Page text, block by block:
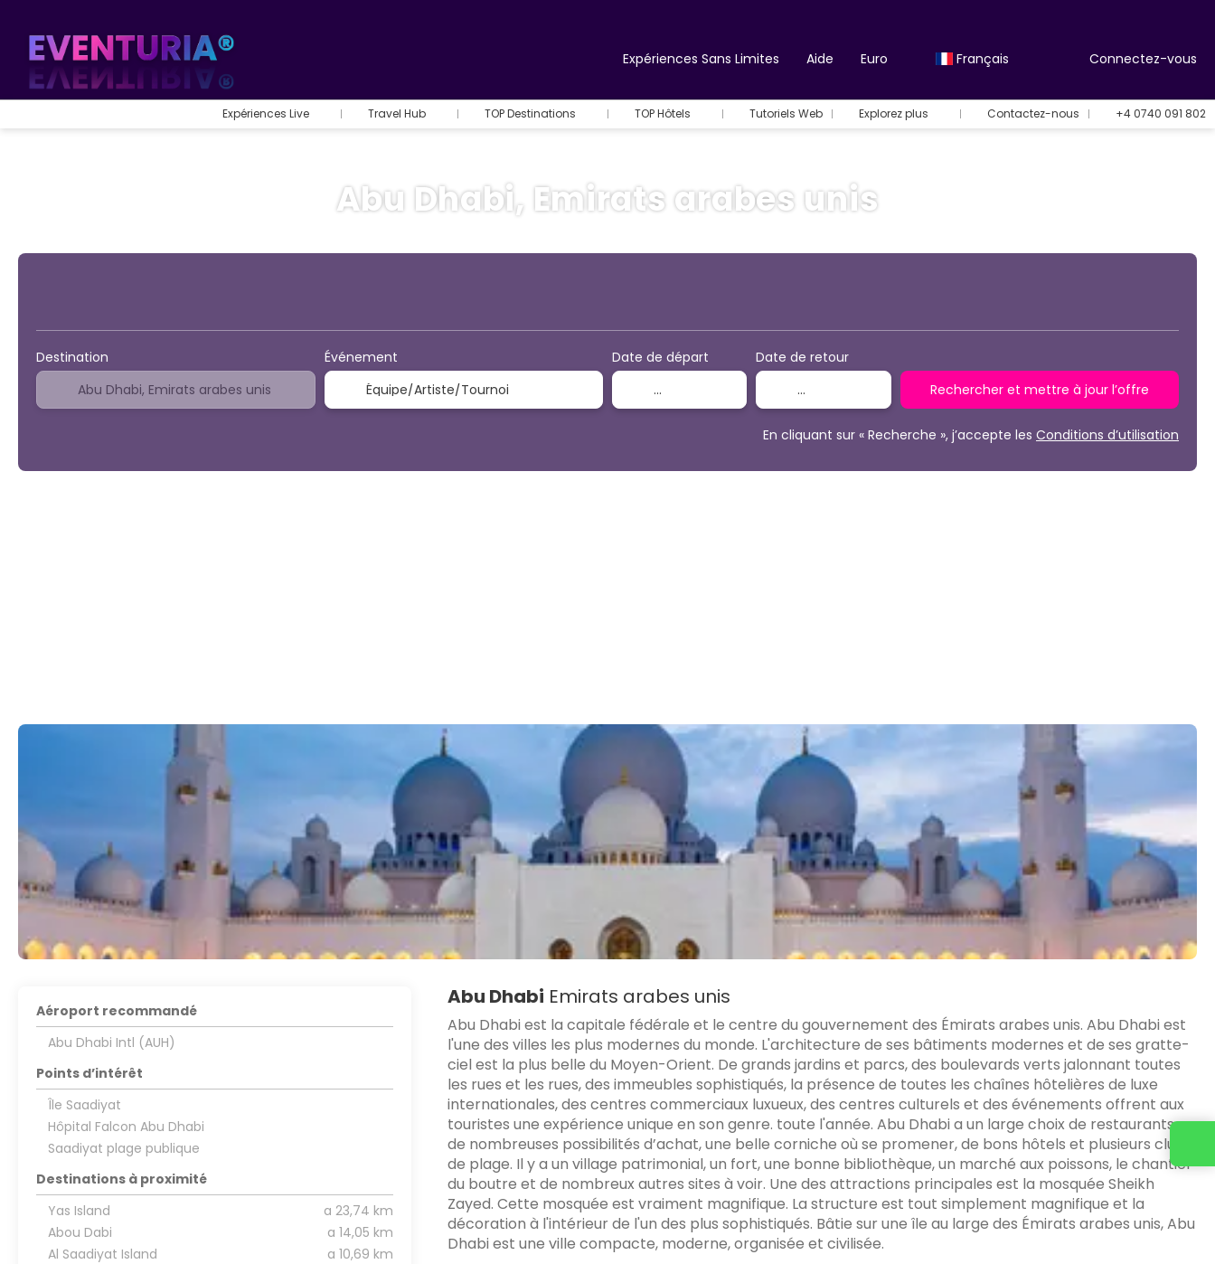
Expériences Sans Limites Aide Euro Français Connectez-vous
Expériences Live Travel Hub TOP Destinations TOP Hôtels Tutoriels Web Explorez plus Contactez-nous +4 0740 091 802
Abu Dhabi, Emirats arabes unis
Destination Événement Date de départ
Date de retour
Rechercher et mettre à jour l’offre
En cliquant sur « Recherche », j’accepte les Conditions d’utilisation
Abu Dhabi Emirats arabes unis
Abu Dhabi est la capitale fédérale et le centre du gouvernement des Émirats arabes unis. Abu Dhabi est
l'une des villes les plus modernes du monde. L'architecture de ses bâtiments modernes et de ses gratte-
ciel est la plus belle du Moyen-Orient. De grands jardins et parcs, des boulevards verts jalonnant toutes
les rues et les rues, des immeubles sophistiqués, la présence de toutes les chaînes hôtelières de luxe
internationales, des centres commerciaux luxueux, des centres culturels et des événements offrent aux
touristes une expérience unique en son genre. toute l'année. Abu Dhabi a un large choix de restaurants,
de nombreuses possibilités d’achat, une belle corniche où se promener, de bons hôtels et plusieurs clubs
de plage. Il y a un village patrimonial, un fort, une bonne bibliothèque, un marché aux poissons, le chantier
du boutre et de nombreux autres sites à voir. Une des attractions principales est la mosquée Sheikh
Zayed. Cette mosquée est vraiment magnifique. La structure est tout simplement magnifique et la
décoration à l'intérieur de l'un des plus sophistiqués. Bâtie sur une île au large des Émirats arabes unis, Abu
Dhabi est une ville compacte, moderne, organisée et civilisée.
Aéroport recommandé
Abu Dhabi Intl (AUH)
Points d’intérêt
Île Saadiyat
Hôpital Falcon Abu Dhabi
Saadiyat plage publique
Destinations à proximité
Yas Island
a 23,74 km
Abou Dabi
a 14,05 km
Al Saadiyat Island
a 10,69 km